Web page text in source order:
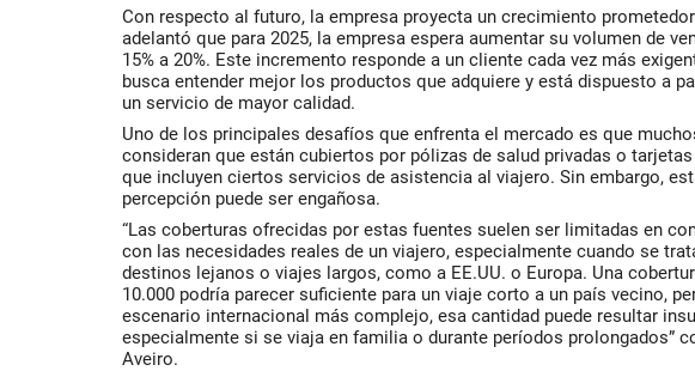
Con respecto al futuro, la empresa proyecta un crecimiento
adelantó que para 2025, la empresa espera aumentar su volumen de
15% a 20%. Este incremento responde a un cliente cada vez más
busca entender mejor los productos que adquiere y está dispuesto a
un servicio de mayor calidad.
Uno de los principales desafíos que enfrenta el mercado es que
consideran que están cubiertos por pólizas de salud privadas o
que incluyen ciertos servicios de asistencia al viajero. Sin embargo,
percepción puede ser engañosa.
“Las coberturas ofrecidas por estas fuentes suelen ser limitadas en
con las necesidades reales de un viajero, especialmente cuando se
destinos lejanos o viajes largos, como a EE.UU. o Europa. Una
10.000 podría parecer suficiente para un viaje corto a un país vecino,
escenario internacional más complejo, esa cantidad puede resultar
especialmente si se viaja en familia o durante períodos prolongados”
Aveiro.